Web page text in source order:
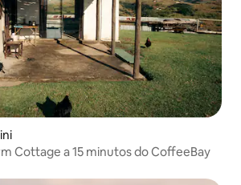
Cottage a 15 minutos do CoffeeBay